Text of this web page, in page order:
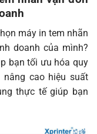
máy in tem nhãn
doanh của mình?
bạn tối ưu hóa quy
cao hiệu suất
thực tế giúp bạn